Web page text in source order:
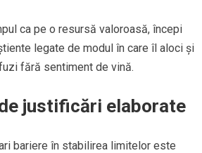
ca pe o resursă valoroasă, începi
legate de modul în care îl aloci și
fără sentiment de vină.
justificări elaborate
bariere în stabilirea limitelor este